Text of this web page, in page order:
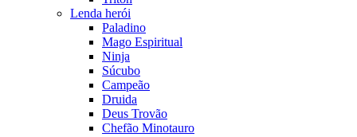
Lenda herói
Paladino
Mago Espiritual
Ninja
Súcubo
Campeão
Druida
Deus Trovão
Chefão Minotauro